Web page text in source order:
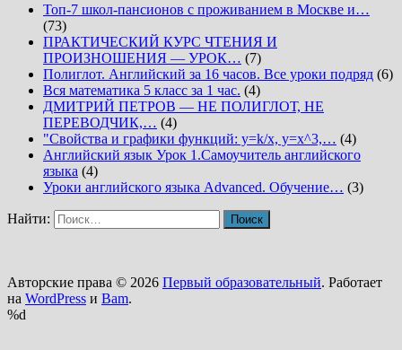
Топ-7 школ-пансионов с проживанием в Москве и…
(73)
ПРАКТИЧЕСКИЙ КУРС ЧТЕНИЯ И
ПРОИЗНОШЕНИЯ — УРОК… (7)
Полиглот. Английский за 16 часов. Все уроки подряд (6)
Вся математика 5 класс за 1 час. (4)
ДМИТРИЙ ПЕТРОВ — НЕ ПОЛИГЛОТ, НЕ
ПЕРЕВОДЧИК,… (4)
"Свойства и графики функций: y=k/x, y=x^3,… (4)
Английский язык Урок 1.Самоучитель английского
языка (4)
Уроки английского языка Advanced. Обучение… (3)
Найти:
Авторские права © 2026 Первый образовательный. Работает
на WordPress и Bam.
%d